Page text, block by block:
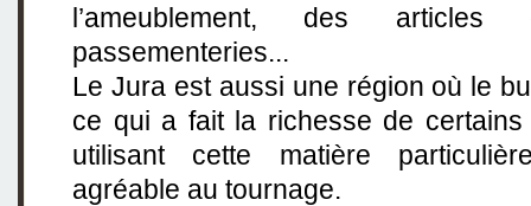
l’ameublement, des
passementeries...
Le Jura est aussi une région où le
ce qui a fait la richesse de certains
utilisant cette matière
agréable au tournage.